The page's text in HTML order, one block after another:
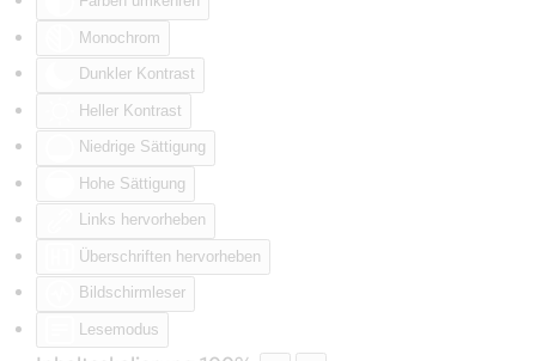
Monochrom
Dunkler Kontrast
Heller Kontrast
Niedrige Sättigung
Hohe Sättigung
Links hervorheben
Überschriften hervorheben
Bildschirmleser
Lesemodus